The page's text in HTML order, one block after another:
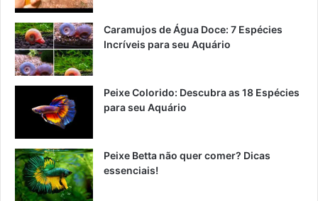
Caramujos de Água Doce: 7 Espécies
Incríveis para seu Aquário
Peixe Colorido: Descubra as 18 Espécies
para seu Aquário
Peixe Betta não quer comer? Dicas
essenciais!